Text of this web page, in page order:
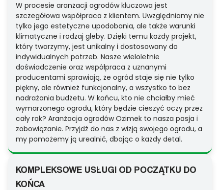
W procesie aranżacji ogrodów kluczowa jest
szczegółowa współpraca z klientem. Uwzględniamy nie
tylko jego estetyczne upodobania, ale także warunki
klimatyczne i rodzaj gleby. Dzięki temu każdy projekt,
który tworzymy, jest unikalny i dostosowany do
indywidualnych potrzeb. Nasze wieloletnie
doświadczenie oraz współpraca z uznanymi
producentami sprawiają, że ogród staje się nie tylko
piękny, ale również funkcjonalny, a wszystko to bez
nadrażania budżetu. W końcu, kto nie chciałby mieć
wymarzonego ogrodu, który będzie cieszyć oczy przez
cały rok? Aranżacja ogrodów Ozimek to nasza pasja i
zobowiązanie. Przyjdź do nas z wizją swojego ogrodu, a
my pomożemy ją urealnić, dbając o każdy detal.
KOMPLEKSOWE USŁUGI OD POCZĄTKU DO
KOŃCA